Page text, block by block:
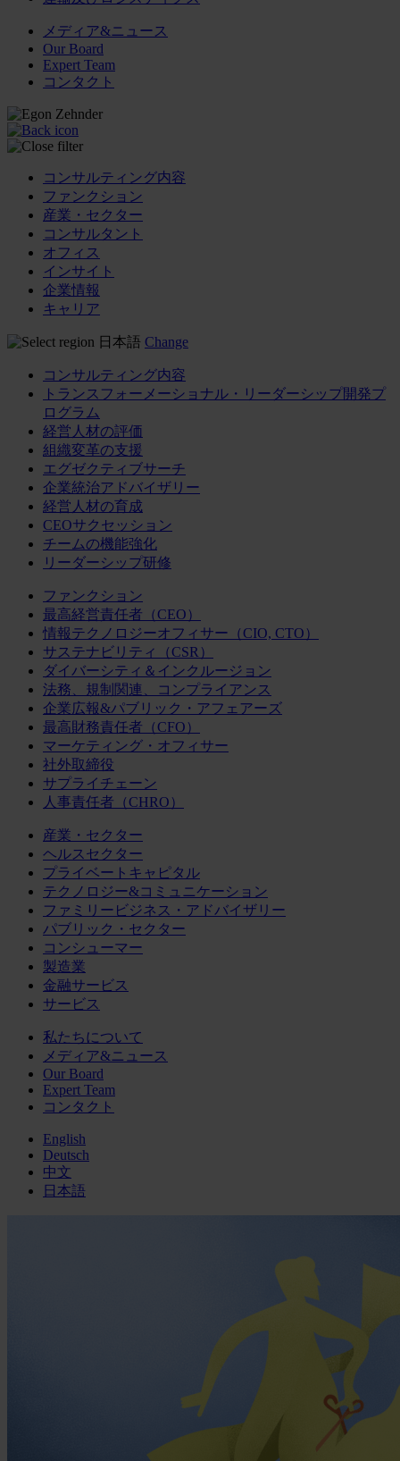
メディア&ニュース
Our Board
Expert Team
コンタクト
コンサルティング内容
ファンクション
産業・セクター
コンサルタント
オフィス
インサイト
企業情報
キャリア
日本語 Change
コンサルティング内容
トランスフォーメーショナル・リーダーシップ開発プ
ログラム
経営人材の評価
組織変革の支援
エグゼクティブサーチ
企業統治アドバイザリー
経営人材の育成
CEOサクセッション
チームの機能強化
リーダーシップ研修
ファンクション
最高経営責任者（CEO）
情報テクノロジーオフィサー（CIO, CTO）
サステナビリティ（CSR）
ダイバーシティ＆インクルージョン
法務、規制関連、コンプライアンス
企業広報&パブリック・アフェアーズ
最高財務責任者（CFO）
マーケティング・オフィサー
社外取締役
サプライチェーン
人事責任者（CHRO）
産業・セクター
ヘルスセクター
プライベートキャピタル
テクノロジー&コミュニケーション
ファミリービジネス・アドバイザリー
パブリック・セクター
コンシューマー
製造業
金融サービス
サービス
私たちについて
メディア&ニュース
Our Board
Expert Team
コンタクト
English
Deutsch
中文
日本語